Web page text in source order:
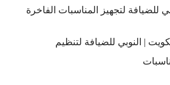
| النوبي للضيافة لتنظيم